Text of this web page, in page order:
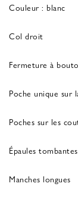
Couleur : blanc
Col droit
Fermeture à
Poche unique sur
Poches sur les
Épaules tombantes
Manches longues